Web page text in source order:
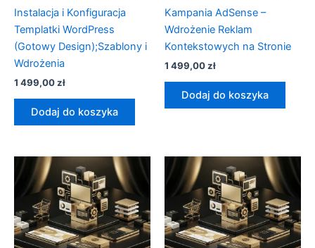
Instalacja i Konfiguracja
Templatki WordPress
(Gotowy Design);Szablony i
Wdrożenia
1 499,00zł
Dodaj do koszyka
Kampania AdSense –
Wdrożenie Reklam
Kontekstowych na Stronie
1 499,00zł
Dodaj do koszyka